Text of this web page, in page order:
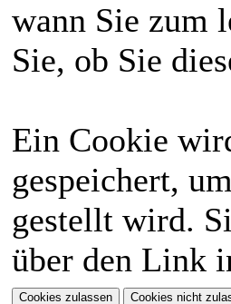
wann Sie zum
Sie, ob Sie
Ein Cookie
gespeichert,
gestellt wird.
über den Link